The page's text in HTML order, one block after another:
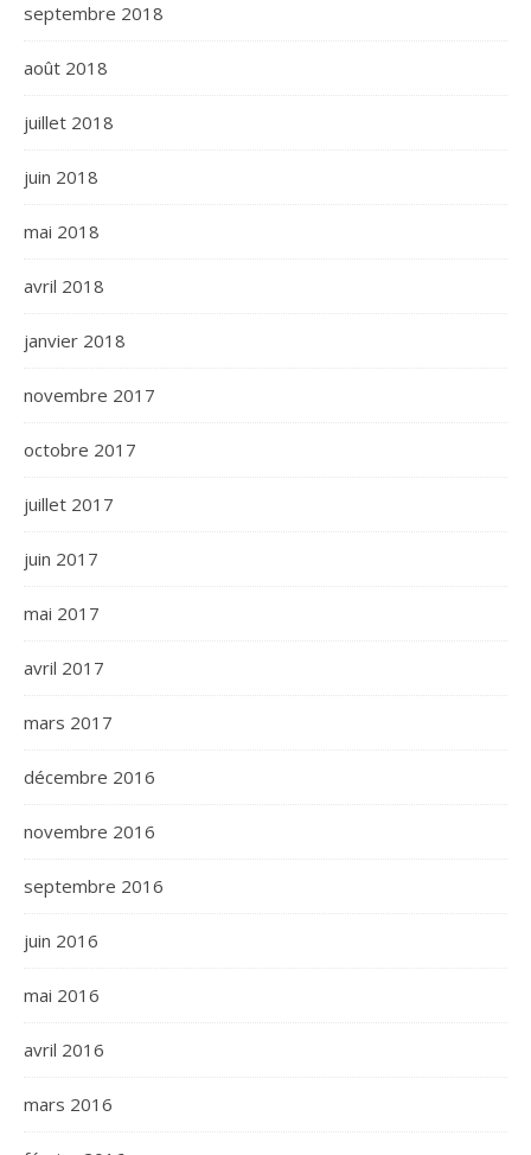
septembre 2018
août 2018
juillet 2018
juin 2018
mai 2018
avril 2018
janvier 2018
novembre 2017
octobre 2017
juillet 2017
juin 2017
mai 2017
avril 2017
mars 2017
décembre 2016
novembre 2016
septembre 2016
juin 2016
mai 2016
avril 2016
mars 2016